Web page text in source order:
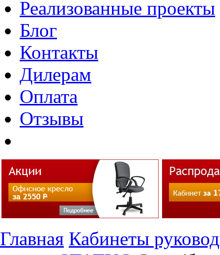
Реализованные проекты
Блог
Контакты
Дилерам
Оплата
Отзывы
Главная Кабинеты